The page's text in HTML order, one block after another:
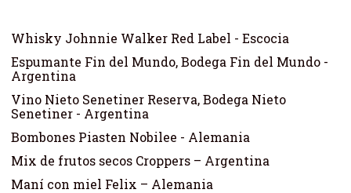
Whisky Johnnie Walker Red Label - Escocia
Espumante Fin del Mundo, Bodega Fin del Mundo -
Argentina
Vino Nieto Senetiner Reserva, Bodega Nieto
Senetiner - Argentina
Bombones Piasten Nobilee - Alemania
Mix de frutos secos Croppers – Argentina
Maní con miel Felix – Alemania